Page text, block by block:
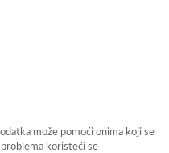
može pomoći onima koji se
koristeći se